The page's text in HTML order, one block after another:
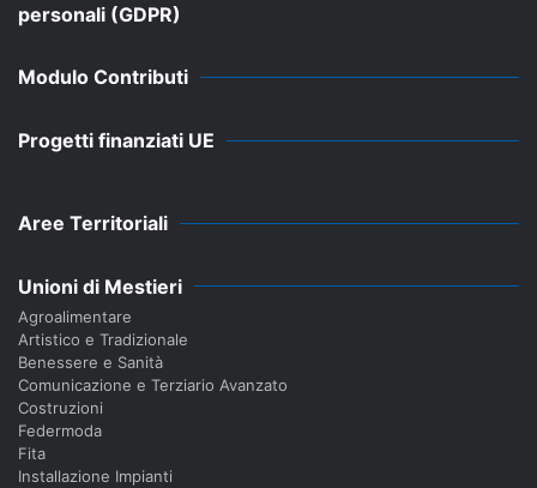
personali (GDPR)
Modulo Contributi
Progetti finanziati UE
Aree Territoriali
Unioni di Mestieri
Agroalimentare
Artistico e Tradizionale
Benessere e Sanità
Comunicazione e Terziario Avanzato
Costruzioni
Federmoda
Fita
Installazione Impianti